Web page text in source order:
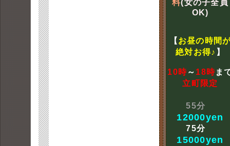
料(女の子全員
OK)
【 お昼の時間
絶対お得♪ 】
10時～ 18時ま
立町限定
55分
12000yen
75分
15000yen